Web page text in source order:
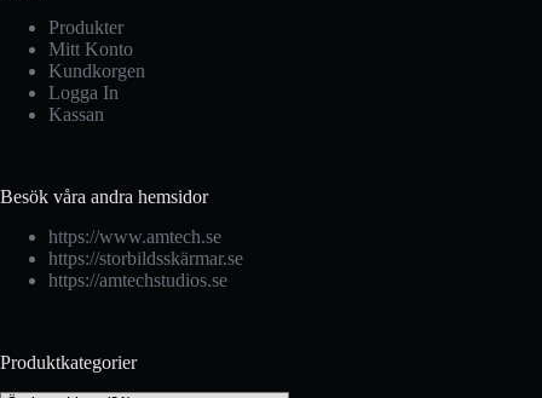
Produkter
Mitt Konto
Kundkorgen
Logga In
Kassan
Besök våra andra hemsidor
https://www.amtech.se
https://storbildsskärmar.se
https://amtechstudios.se
Produktkategorier